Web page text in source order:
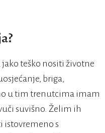
teško nositi životne
briga,
u tim trenutcima imam
suvišno. Želim ih
istovremeno s